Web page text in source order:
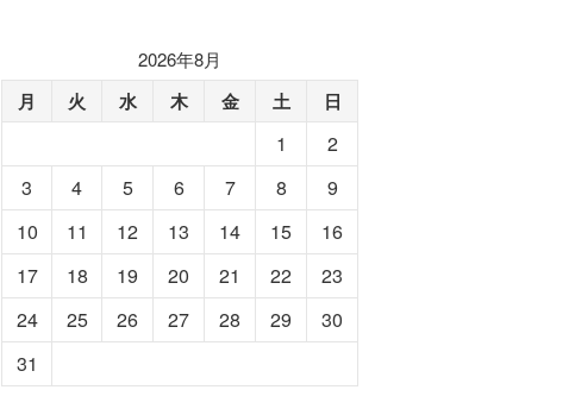
2026年8月
月 火 水 木 金 土 日
1
2
3
4 5 6 7 8
9
10
11 12 13 14 15
16
17
18 19 20 21 22
23
24
25 26 27 28 29
30
31